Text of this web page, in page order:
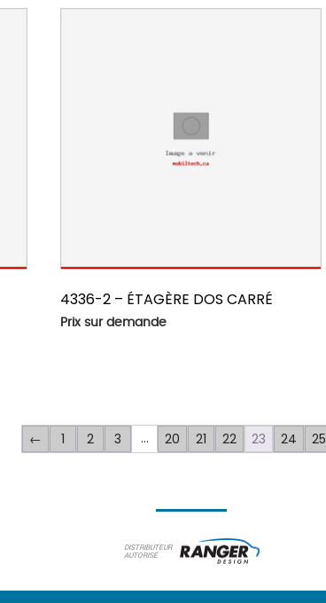
4336-2 – ÉTAGÈRE DOS CARRÉ
Prix sur demande
← 1 2 3 … 20 21 22 23 24 25
DISTRIBUTEUR
AUTORISÉ